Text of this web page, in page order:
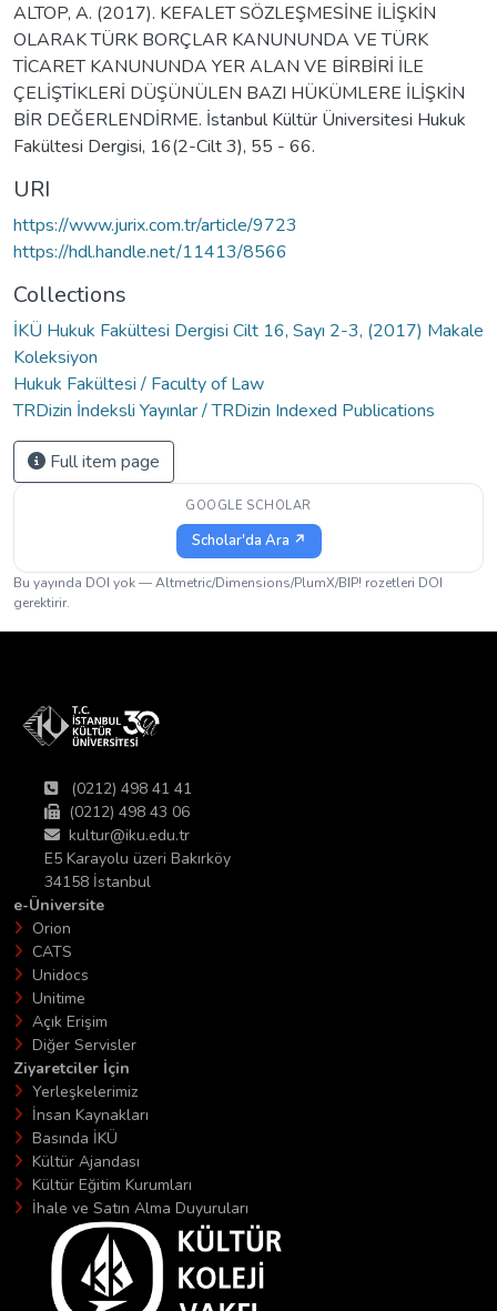
ALTOP, A. (2017). KEFALET SÖZLEŞMESİNE İLİŞKİN
OLARAK TÜRK BORÇLAR KANUNUNDA VE TÜRK
TİCARET KANUNUNDA YER ALAN VE BİRBİRİ İLE
ÇELİŞTİKLERİ DÜŞÜNÜLEN BAZI HÜKÜMLERE İLİŞKİN
BİR DEĞERLENDİRME. İstanbul Kültür Üniversitesi Hukuk
Fakültesi Dergisi, 16(2-Cilt 3), 55 - 66.
URI
https://www.jurix.com.tr/article/9723
https://hdl.handle.net/11413/8566
Collections
İKÜ Hukuk Fakültesi Dergisi Cilt 16, Sayı 2-3, (2017) Makale
Koleksiyon
Hukuk Fakültesi / Faculty of Law
TRDizin İndeksli Yayınlar / TRDizin Indexed Publications
Full item page
GOOGLE SCHOLAR
Scholar'da Ara ↗
Bu yayında DOI yok — Altmetric/Dimensions/PlumX/BIP! rozetleri DOI
gerektirir.
(0212) 498 41 41
(0212) 498 43 06
kultur@iku.edu.tr
E5 Karayolu üzeri Bakırköy
34158 İstanbul
e-Üniversite
Orion
CATS
Unidocs
Unitime
Açık Erişim
Diğer Servisler
Ziyaretciler İçin
Yerleşkelerimiz
İnsan Kaynakları
Basında İKÜ
Kültür Ajandası
Kültür Eğitim Kurumları
İhale ve Satın Alma Duyuruları